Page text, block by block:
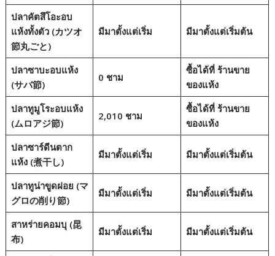
ปลาคัตสึโอะอบ
แห้งทั้งตัว (カツオ
節丸ごと)
มีมาตั้งแต่เริ่ม มีมาตั้งแต่เริ่มต้น
ปลาซาบะอบแห้ง
(サバ節)
0 ชาม
ซื้อได้ที่ ร้านขาย
ของแห้ง
ปลาทูมูโระอบแห้ง
(ムロアジ節)
2,010 ชาม
ซื้อได้ที่ ร้านขาย
ของแห้ง
ปลาซาร์ดีนตาก
แห้ง (煮干し)
มีมาตั้งแต่เริ่ม มีมาตั้งแต่เริ่มต้น
ปลาทูน่าขูดฝอย (マ
グロの削り節)
มีมาตั้งแต่เริ่ม มีมาตั้งแต่เริ่มต้น
สาหร่ายคอมบุ (昆
布)
มีมาตั้งแต่เริ่ม มีมาตั้งแต่เริ่มต้น